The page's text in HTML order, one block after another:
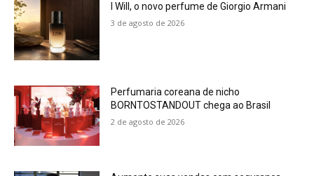
I Will, o novo perfume de Giorgio Armani
3 de agosto de 2026
Perfumaria coreana de nicho
BORNTOSTANDOUT chega ao Brasil
2 de agosto de 2026